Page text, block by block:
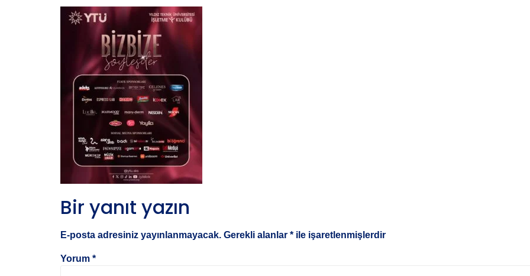
Bir yanıt yazın
E-posta adresiniz yayınlanmayacak. Gerekli alanlar * ile işaretlenmişlerdir
Yorum *